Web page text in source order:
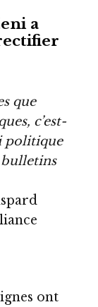
a
que
c’est-
politique
ont